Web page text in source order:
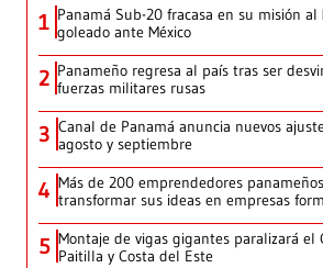
1 Panamá Sub-20 fracasa en su misión al
goleado ante México
2 Panameño regresa al país tras ser
fuerzas militares rusas
3 Canal de Panamá anuncia nuevos
agosto y septiembre
4 Más de 200 emprendedores
transformar sus ideas en empresas
5 Montaje de vigas gigantes paralizará el
Paitilla y Costa del Este